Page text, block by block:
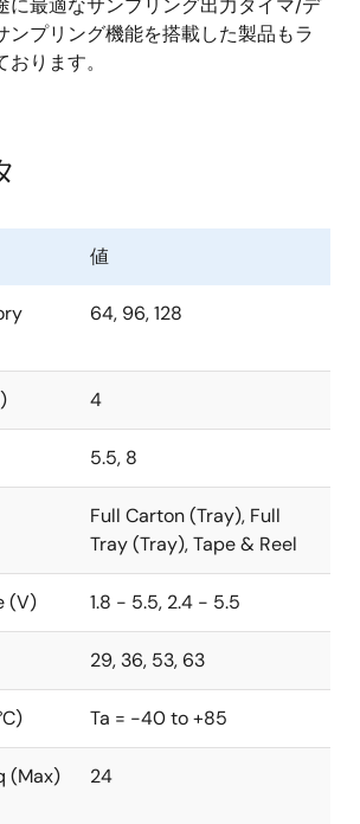
に最適なサンプリング出力タイマ/デ
ンプリング機能を搭載した製品もラ
ります。
値
64, 96, 128
4
5.5, 8
Full Carton (Tray), Full
Tray (Tray), Tape & Reel
(V) 1.8 - 5.5, 2.4 - 5.5
29, 36, 53, 63
Ta = -40 to +85
(Max)
24